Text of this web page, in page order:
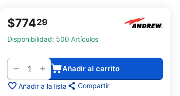
$77429
Disponibilidad: 500 Artículos
+
− Añadir al carrito
Añadir a la lista Compartir